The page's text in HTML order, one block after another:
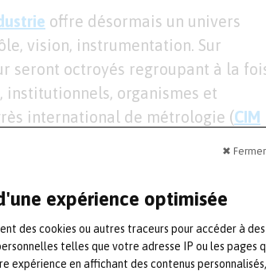
✖
expérience optimisée
des cookies ou autres traceurs pour accéder à des
telles que votre adresse IP ou les pages
expérience en affichant des contenus
offre désormais un univers
vision, instrumentation. Sur
seront octroyés regroupant à la
institutionnels, organismes et
international de métrologie (CIM
instrumentation
industrielles
en laboratoire du respect